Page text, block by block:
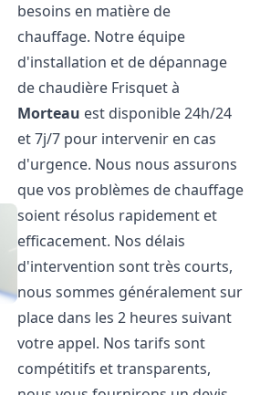
besoins en matière de
chauffage. Notre équipe
d'installation et de dépannage
de chaudière Frisquet à
Morteau est disponible 24h/24
et 7j/7 pour intervenir en cas
d'urgence. Nous nous assurons
que vos problèmes de chauffage
soient résolus rapidement et
efficacement. Nos délais
d'intervention sont très courts,
nous sommes généralement sur
place dans les 2 heures suivant
votre appel. Nos tarifs sont
compétitifs et transparents,